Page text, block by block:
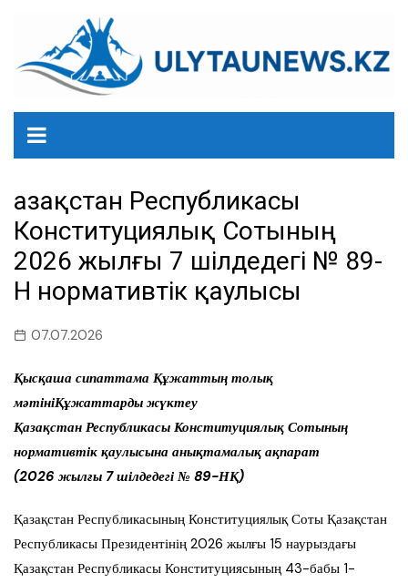
содержанию
Қазақстан Республикасы
Конституциялық Сотының
2026 жылғы 7 шілдедегі № 89-
НҚ нормативтік қаулысы
07.07.2026
Қысқаша сипаттама Құжаттың толық
мәтініҚұжаттарды жүктеу
Қазақстан Республикасы Конституциялық Сотының
нормативтік қаулысына анықтамалық ақпарат
(2026 жылғы 7 шілдедегі № 89-НҚ)
Қазақстан Республикасының Конституциялық Соты Қазақстан
Республикасы Президентінің 2026 жылғы 15 наурыздағы
Қазақстан Республикасы Конституциясының 43-бабы 1-